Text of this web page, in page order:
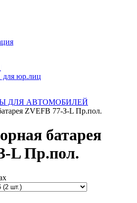
для юр.лиц
ДЛЯ АВТОМОБИЛЕЙ
ZVEFB 77-З-L Пр.пол.
батарея
L Пр.пол.